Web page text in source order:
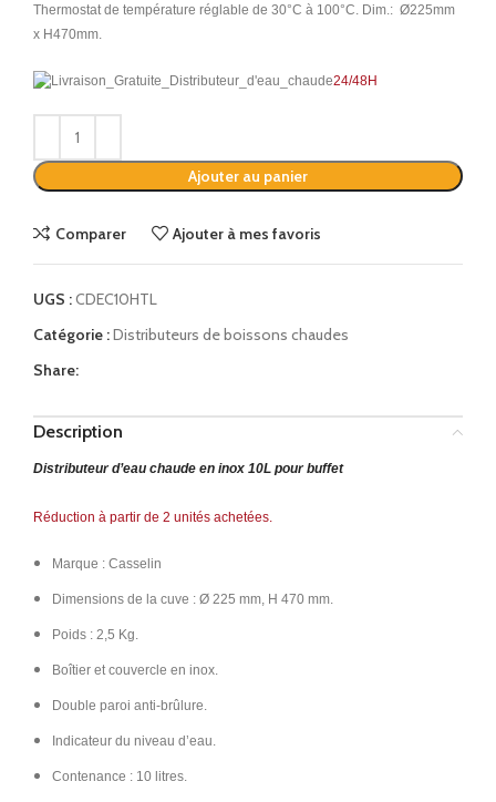
Thermostat de température réglable de 30°C à 100°C. Dim.: Ø225mm
x H470mm.
24/48H
Ajouter au panier
Comparer Ajouter à mes favoris
UGS :CDEC10HTL
Catégorie :Distributeurs de boissons chaudes
Share:
Description
Distributeur d’eau chaude en inox 10L pour buffet
Réduction à partir de 2 unités achetées.
Marque : Casselin
Dimensions de la cuve : Ø 225 mm, H 470 mm.
Poids : 2,5 Kg.
Boîtier et couvercle en inox.
Double paroi anti-brûlure.
Indicateur du niveau d’eau.
Contenance : 10 litres.